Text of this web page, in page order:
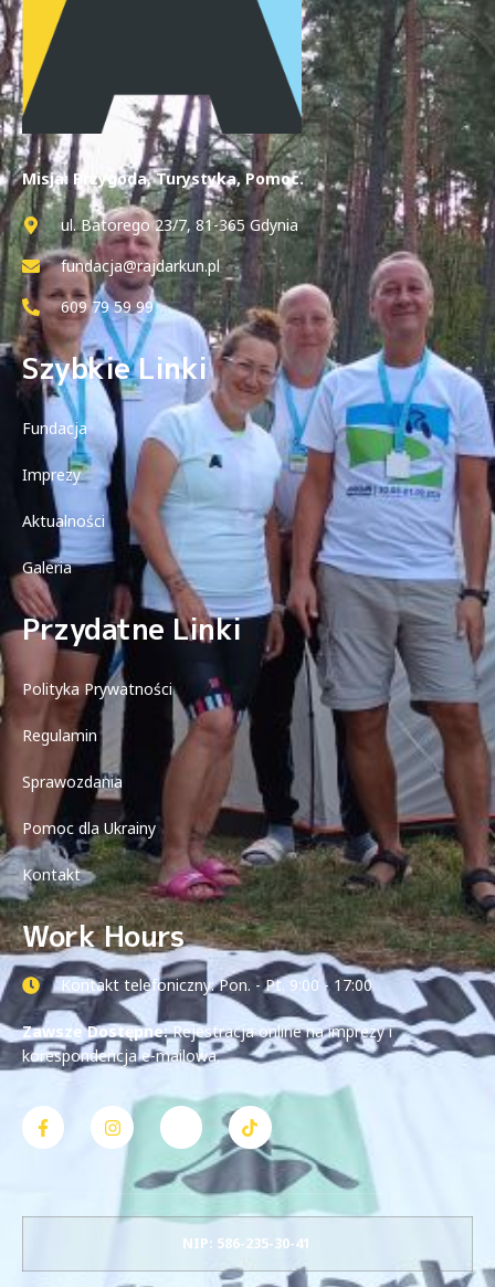
Misja: Przygoda, Turystyka, Pomoc.
ul. Batorego 23/7, 81-365 Gdynia
fundacja@rajdarkun.pl
609 79 59 99
Szybkie Linki
Fundacja
Imprezy
Aktualności
Galeria
Przydatne Linki
Polityka Prywatności
Regulamin
Sprawozdania
Pomoc dla Ukrainy
Kontakt
Work Hours
Kontakt telefoniczny: Pon. - Pt. 9:00 - 17:00
Zawsze Dostępne:Rejestracja online na imprezy i
korespondencja e-mailowa.
NIP: 586-235-30-41